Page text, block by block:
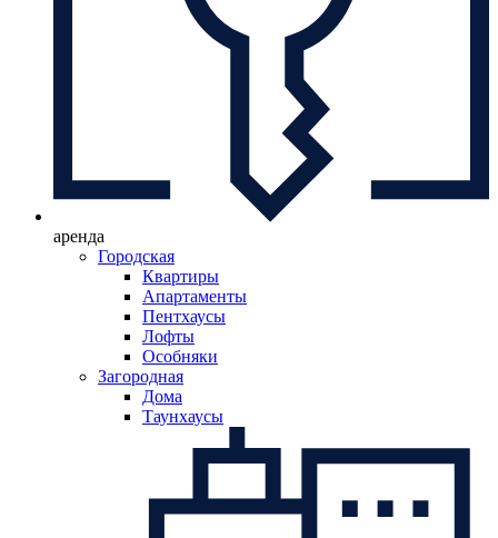
аренда
Городская
Квартиры
Апартаменты
Пентхаусы
Лофты
Особняки
Загородная
Дома
Таунхаусы